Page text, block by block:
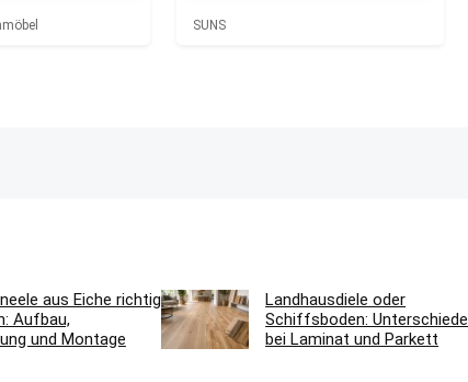
SUNS
aus Eiche richtig
Aufbau,
und Montage
Landhausdiele oder
Schiffsboden: Unterschiede
bei Laminat und Parkett